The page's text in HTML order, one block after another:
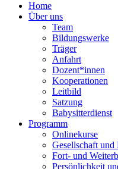
Home
Über uns
Team
Bildungswerke
Träger
Anfahrt
Dozent*innen
Kooperationen
Leitbild
Satzung
Babysitterdienst
Programm
Onlinekurse
Gesellschaft und
Fort- und
Persönlichkeit